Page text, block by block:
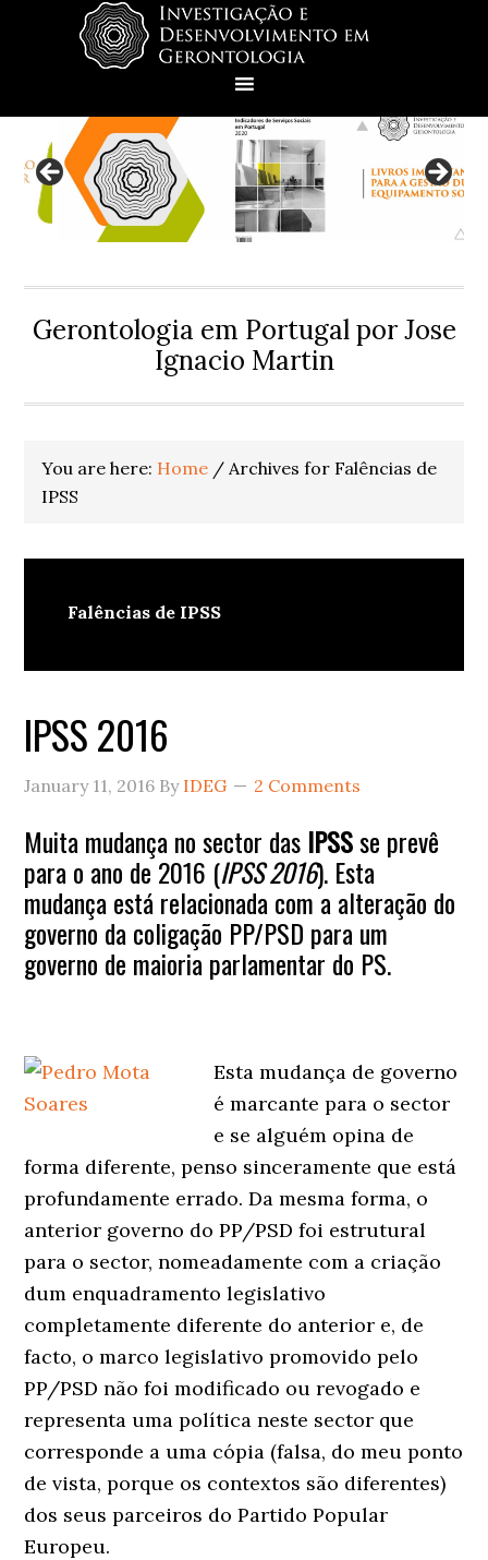
Gerontologia em Portugal por Jose
Ignacio Martin
You are here: Home / Archives for Falências de
IPSS
Falências de IPSS
IPSS 2016
January 11, 2016 By IDEG 2 Comments
Muita mudança no sector das IPSSse prevê
para o ano de 2016 (IPSS 2016). Esta
mudança está relacionada com a alteração do
governo da coligação PP/PSD para um
governo de maioria parlamentar do PS.
Esta mudança de governo
é marcante para o sector
e se alguém opina de
forma diferente, penso sinceramente que está
profundamente errado. Da mesma forma, o
anterior governo do PP/PSD foi estrutural
para o sector, nomeadamente com a criação
dum enquadramento legislativo
completamente diferente do anterior e, de
facto, o marco legislativo promovido pelo
PP/PSD não foi modificado ou revogado e
representa uma política neste sector que
corresponde a uma cópia (falsa, do meu ponto
de vista, porque os contextos são diferentes)
dos seus parceiros do Partido Popular
Europeu.